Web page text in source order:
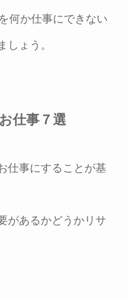
何か仕事にできない
しょう。
仕事７選
仕事にすることが基
があるかどうかリサ